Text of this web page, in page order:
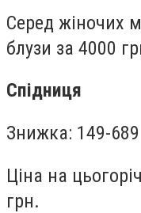
Серед жіночих
блузи за 4000
Спідниця
Знижка: 149-
Ціна на
грн.